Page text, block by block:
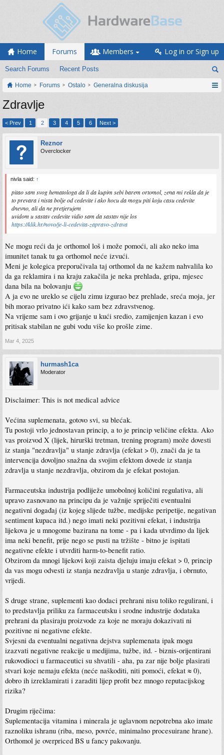
Home Forums
Search Forums Recent Posts
Members Log in or Sign up
Home Forums Ostalo Generalna diskusija
Zdravlje
< Prev 1 2 3 4 5 6 Next >
Reznor
Overclocker
nivla said: ↑
pitao sam svog hematologa da li da kupim sebi barem ortomol, zena mi rekla da je
to prevara i nista bolje od cedevite i ako hocu da mogu piti koju casu cedevite
dnevno, ali da ne pretjerujem
uvidom u sastav cedevite vidio sam da sastav nije los
https://klik.hr/novo/je-li-cedevita-zapravo-zdrava
Ne mogu reći da je orthomol loš i može pomoći, ali ako neko ima
imunitet tanak tu ga orthomol neće izvući.
Meni je kolegica preporučivala taj orthomol da ne kažem nahvalila ko
da ga reklamira i na kraju zakačila je neka prehlada, gripa, mjesec
dana bila na bolovanju
A ja evo ne ureklo se cijelu zimu izgurao bez prehlade, sreća moja, jer
bih morao privatno ići kako sam bez zdravstvenog.
Na vrijeme sam i ovo grijanje u kući sredio, zamijenjen kazan i evo
pritisak stabilan ne gubi vodu više ko prošle zime.
Mar 4, 2025
hurmash1ca
Moderator
Disclaimer: This is not medical advice
Većina suplemenata, gotovo svi, su blećak.
Tu postoji vrlo jednostavan princip, a to je princip veličine efekta. Ako
vas proizvod X (lijek, hirurški tretman, trening program) može dovesti
iz stanja "nezdravlja" u stanje zdravlja (efekat > 0), znači da je ta
intervencija dovoljno snažna da svojim efektom dovede iz stanja
zdravlja u stanje nezdravlja, obzirom da je efekat postojan.
Farmaceutska industrija podliježe umobolnoj količini regulativa, ali
upravo zasnovano na principu da je važnije spriječiti eventualni
negativni događaj (iz kojeg slijede tužbe, medijske peripetije, negativan
sentiment kupaca itd.) nego imati neki pozitivni efekat, i industrija
lijekova je u mnogome bazirana na tome - pa i kada utvrdimo da lijek
ima neki benefit, prije nego se pusti na tržište - bitno je ispitati
negativne efekte i utvrditi harm-to-benefit ratio.
Obzirom da mnogi lijekovi koji zaista djeluju imaju efekat > 0, princip
da vas mogu odvesti iz stanja nezdravlja u stanje zdravlja, i obrnuto,
vrijedi.
S druge strane, suplementi kao dodaci prehrani nisu toliko regulirani, i
to predstavlja priliku za farmaceutsku i srodne industrije dodataka
prehrani da plasiraju proizvode za koje ne moraju dokazivati ni
pozitivne ni negativne efekte.
Svjesni da eventualni negativna dejstva suplemenata ipak mogu
izazvati negativne reakcije u medijima, tužbe, itd. - biznis-orijentirani
rukovodioci u farmaceutici su shvatili - aha, pa zar nije bolje plasirati
stvari koje nemaju efekta (neće naškoditi, niti pomoći, efekat ≈ 0),
dobro ih izreklamirati i zaraditi lijep profit bez mnogo reputacijskog
rizika?
Drugim riječima:
Suplementacija vitamina i minerala je uglavnom nepotrebna ako imate
raznoliku ishranu (riba, meso, povrće, minimalno procesuirane hrane).
Orthomol je overpriced BS u fancy pakovanju.